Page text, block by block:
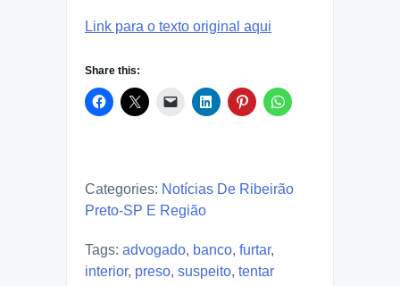
Link para o texto original aqui
Share this:
Categories: Notícias De Ribeirão
Preto-SP E Região
Tags: advogado, banco, furtar,
interior, preso, suspeito, tentar